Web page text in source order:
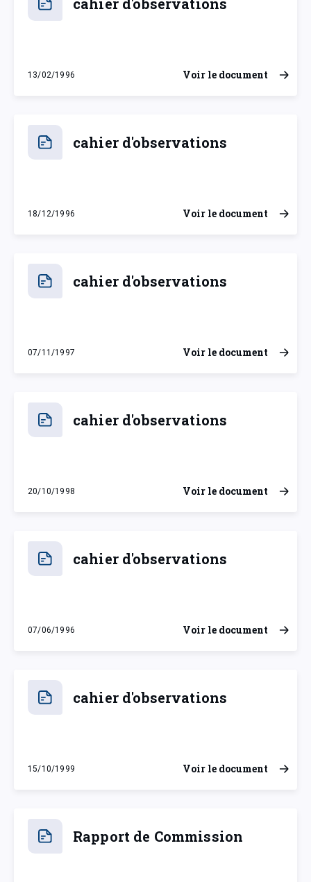
13/02/1996
mardi 13 février 1996
Voir le document
cahier d'observations
18/12/1996
mercredi 18 décembre 1996
Voir le document
cahier d'observations
07/11/1997
vendredi 7 novembre 1997
Voir le document
cahier d'observations
20/10/1998
mardi 20 octobre 1998
Voir le document
cahier d'observations
07/06/1996
vendredi 7 juin 1996
Voir le document
cahier d'observations
15/10/1999
vendredi 15 octobre 1999
Voir le document
Rapport de Commission